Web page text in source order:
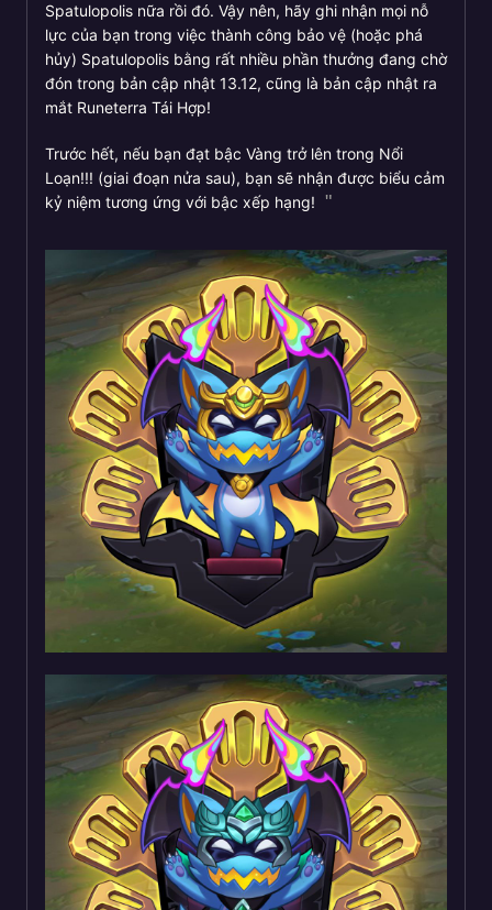
Spatulopolis nữa rồi đó. Vậy nên, hãy ghi nhận mọi nỗ
lực của bạn trong việc thành công bảo vệ (hoặc phá
hủy) Spatulopolis bằng rất nhiều phần thưởng đang chờ
đón trong bản cập nhật 13.12, cũng là bản cập nhật ra
mắt Runeterra Tái Hợp!
Trước hết, nếu bạn đạt bậc Vàng trở lên trong Nổi
Loạn!!! (giai đoạn nửa sau), bạn sẽ nhận được biểu cảm
kỷ niệm tương ứng với bậc xếp hạng!